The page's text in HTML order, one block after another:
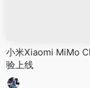
小米Xiaomi MiMo
验上线